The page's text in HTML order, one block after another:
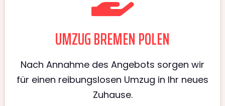
UMZUG BREMEN POLEN
Nach Annahme des Angebots sorgen wir
für einen reibungslosen Umzug in Ihr neues
Zuhause.